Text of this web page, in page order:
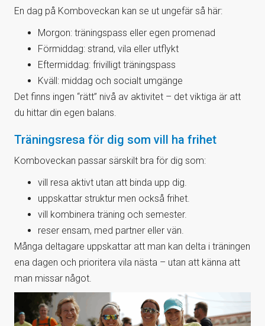
En dag på Komboveckan kan se ut ungefär så här:
Morgon: träningspass eller egen promenad
Förmiddag: strand, vila eller utflykt
Eftermiddag: frivilligt träningspass
Kväll: middag och socialt umgänge
Det finns ingen “rätt” nivå av aktivitet – det viktiga är att
du hittar din egen balans.
Träningsresa för dig som vill ha frihet
Komboveckan passar särskilt bra för dig som:
vill resa aktivt utan att binda upp dig.
uppskattar struktur men också frihet.
vill kombinera träning och semester.
reser ensam, med partner eller vän.
Många deltagare uppskattar att man kan delta i träningen
ena dagen och prioritera vila nästa – utan att känna att
man missar något.